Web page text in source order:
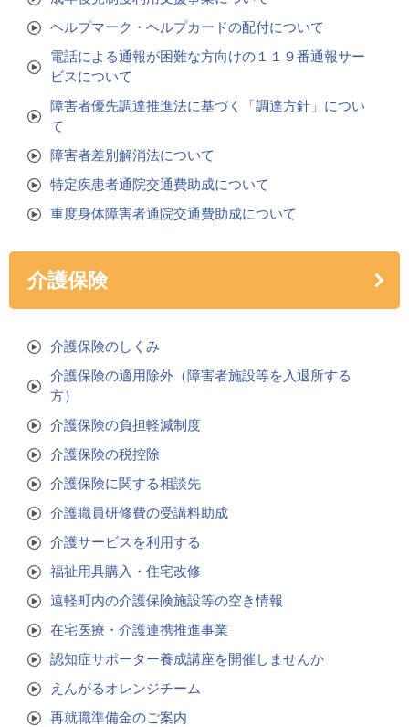
ヘルプマーク・ヘルプカードの配付について
電話による通報が困難な方向けの１１９番通報サー
ビスについて
障害者優先調達推進法に基づく「調達方針」につい
て
障害者差別解消法について
特定疾患者通院交通費助成について
重度身体障害者通院交通費助成について
介護保険
介護保険のしくみ
介護保険の適用除外（障害者施設等を入退所する
方）
介護保険の負担軽減制度
介護保険の税控除
介護保険に関する相談先
介護職員研修費の受講料助成
介護サービスを利用する
福祉用具購入・住宅改修
遠軽町内の介護保険施設等の空き情報
在宅医療・介護連携推進事業
認知症サポーター養成講座を開催しませんか
えんがるオレンジチーム
再就職準備金のご案内